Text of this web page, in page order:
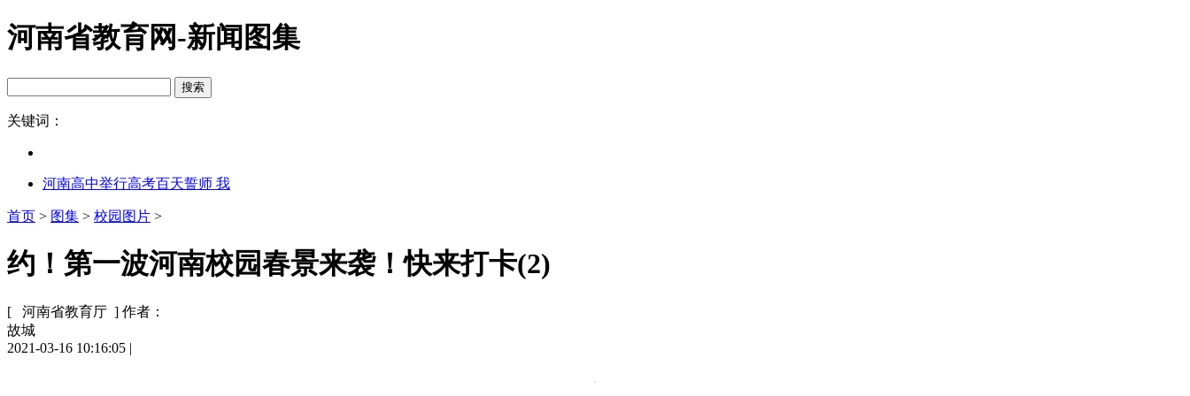
河南省教育网-新闻图集
关键词：
河南高中举行高考百天誓师 我
首页 > 图集 > 校园图片 >
约！第一波河南校园春景来袭！快来打卡(2)
[ 河南省教育厅 ] 作者：
故城
2021-03-16 10:16:05 |